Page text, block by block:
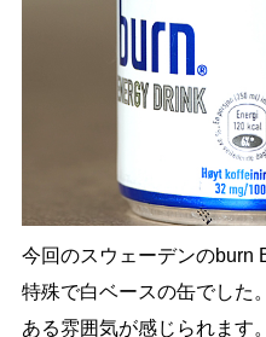
今回のスウェーデンのburn
特殊で白ベースの缶でした
ある雰囲気が感じられます